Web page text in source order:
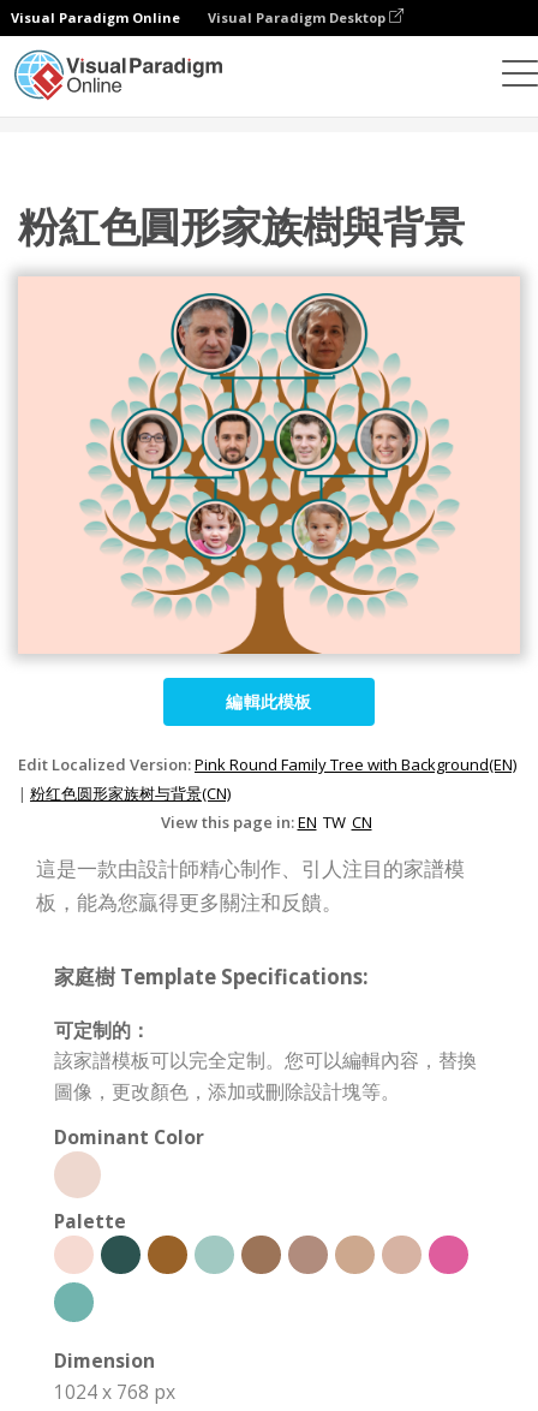
Visual Paradigm Online Visual Paradigm Desktop
粉紅色圓形家族樹與背景
編輯此模板
Edit Localized Version:Pink Round Family Tree with Background(EN)
| 粉红色圆形家族树与背景(CN)
View this page in:EN TW CN
這是一款由設計師精心制作、引人注目的家譜模
板，能為您贏得更多關注和反饋。
家庭樹 Template Specifications:
可定制的：
該家譜模板可以完全定制。您可以編輯內容，替換
圖像，更改顏色，添加或刪除設計塊等。
Dominant Color
Palette
Dimension
1024 x 768 px